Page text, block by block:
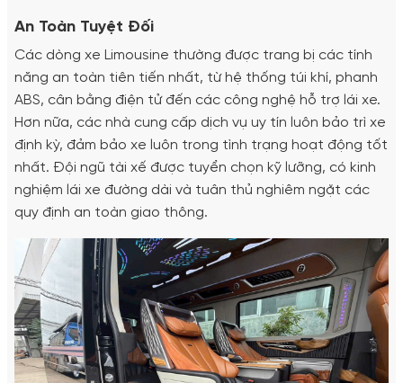
An Toàn Tuyệt Đối
Các dòng xe Limousine thường được trang bị các tính
năng an toàn tiên tiến nhất, từ hệ thống túi khí, phanh
ABS, cân bằng điện tử đến các công nghệ hỗ trợ lái xe.
Hơn nữa, các nhà cung cấp dịch vụ uy tín luôn bảo trì xe
định kỳ, đảm bảo xe luôn trong tình trạng hoạt động tốt
nhất. Đội ngũ tài xế được tuyển chọn kỹ lưỡng, có kinh
nghiệm lái xe đường dài và tuân thủ nghiêm ngặt các
quy định an toàn giao thông.